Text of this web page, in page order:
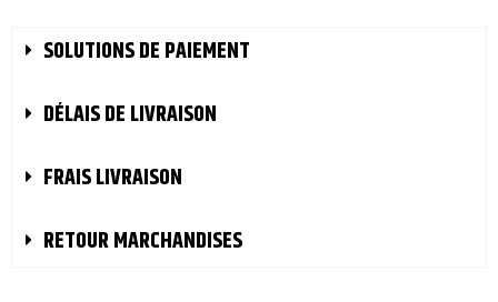
SOLUTIONS DE PAIEMENT
DÉLAIS DE LIVRAISON
FRAIS LIVRAISON
RETOUR MARCHANDISES